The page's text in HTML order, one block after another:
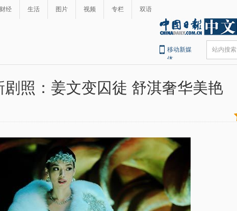
财经 生活 图片 视频 专栏 双语
移动新媒
体
站内搜索
剧照：姜文变囚徒 舒淇奢华美艳